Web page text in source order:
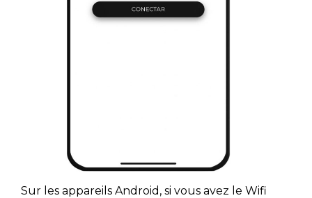
Sur les appareils Android, si vous avez le Wifi